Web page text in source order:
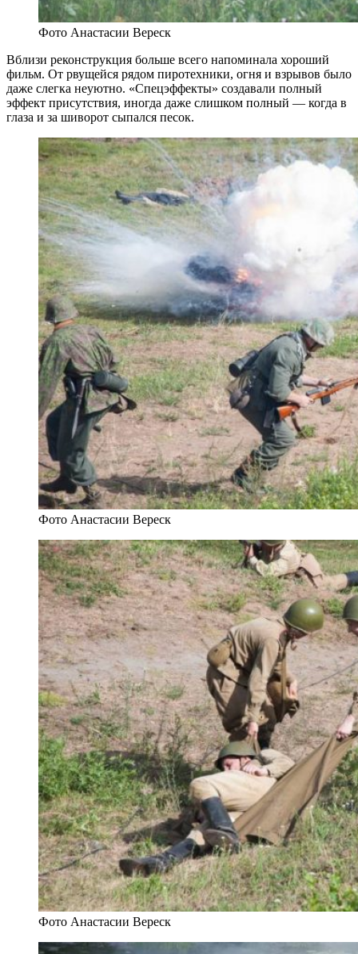
Фото Анастасии Вереск
Вблизи реконструкция больше всего напоминала хороший
фильм. От рвущейся рядом пиротехники, огня и взрывов было
даже слегка неуютно. «Спецэффекты» создавали полный
эффект присутствия, иногда даже слишком полный — когда в
глаза и за шиворот сыпался песок.
Фото Анастасии Вереск
Фото Анастасии Вереск